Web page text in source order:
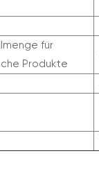
für
Produkte